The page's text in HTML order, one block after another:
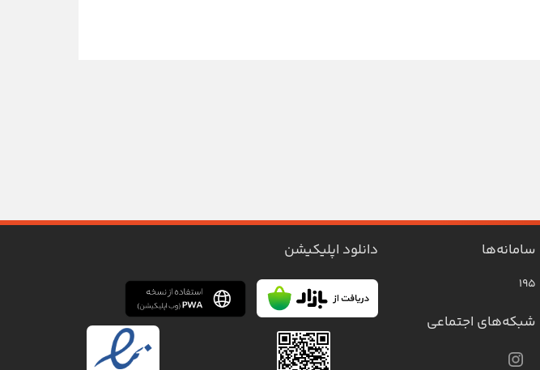
سامانه‌ها
۱۹۵
شبکه‌های اجتماعی
دانلود اپلیکیشن